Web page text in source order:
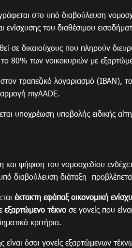
στο υπό διαβούλευση
ενίσχυσης του διαθέσιμου
σε δικαιούχους που πληρούν
80% των νοικοκυριών με
τραπεζικό λογαριασμό (ΙΒΑΝ),
myAADE.
υποχρέωση υποβολής ειδικής
και ψήφιση του νομοσχεδίου
διαβούλευση διάταξη-
έκτακτη εφάπαξ οικονομική
εξαρτώμενο τέκνο σε γονείς που
κριτήρια.
είναι όσοι γονείς εξαρτώμενων